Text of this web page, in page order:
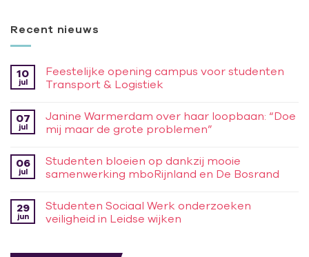
Recent nieuws
10
jul
Feestelijke opening campus voor studenten
Transport & Logistiek
07
jul
Janine Warmerdam over haar loopbaan: “Doe
mij maar de grote problemen”
06
jul
Studenten bloeien op dankzij mooie
samenwerking mboRijnland en De Bosrand
29
jun
Studenten Sociaal Werk onderzoeken
veiligheid in Leidse wijken